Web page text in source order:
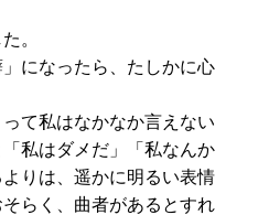
。
になったら、たしかに心
て私はなかなか言えない
私はダメだ」「私なんか
りは、遥かに明るい表情
らく、曲者があるとすれ